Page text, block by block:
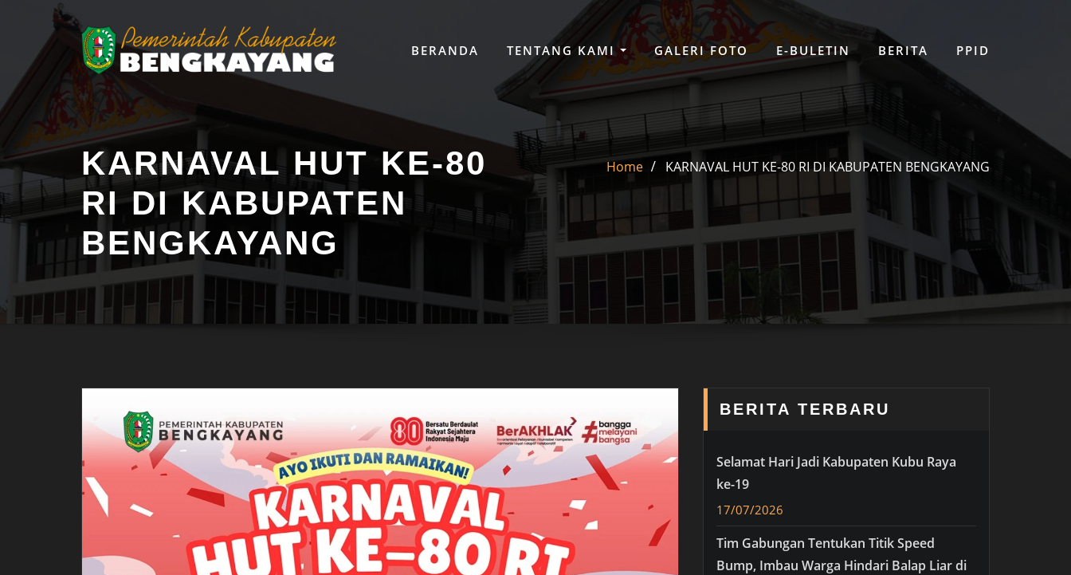
BERANDA TENTANG KAMI GALERI FOTO E-BULETIN BERITA PPID
KARNAVAL HUT KE-80
RI DI KABUPATEN
BENGKAYANG
Home KARNAVAL HUT KE-80 RI DI KABUPATEN BENGKAYANG
BERITA TERBARU
Selamat Hari Jadi Kabupaten Kubu Raya
ke-19
17/07/2026
Tim Gabungan Tentukan Titik Speed
Bump, Imbau Warga Hindari Balap Liar di